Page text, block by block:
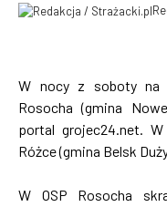
W nocy z soboty na
Rosocha (gmina
portal grojec24.net.
Różce (gmina Belsk
W OSP Rosocha